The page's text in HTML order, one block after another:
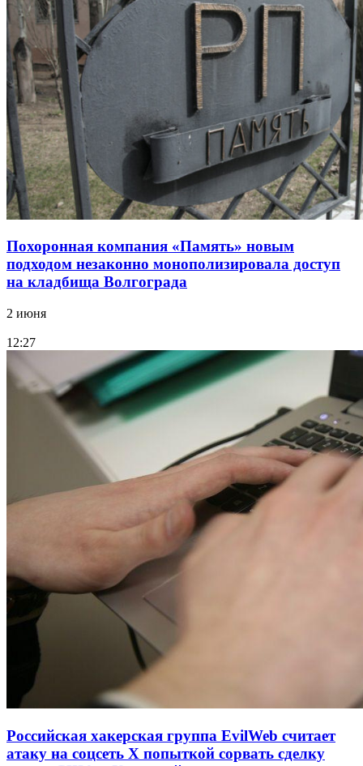
Похоронная компания «Память» новым
подходом незаконно монополизировала доступ
на кладбища Волгограда
2 июня
12:27
Российская хакерская группа EvilWeb считает
атаку на соцсеть Х попыткой сорвать сделку